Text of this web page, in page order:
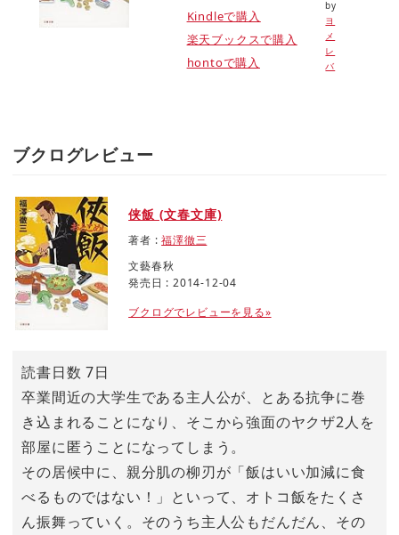
Kindleで購入
楽天ブックスで購入
hontoで購入
by
ヨ
メ
レ
バ
ブクログレビュー
侠飯 (文春文庫)
著者 :福澤徹三
文藝春秋
発売日 : 2014-12-04
ブクログでレビューを見る»
読書日数 7日
卒業間近の大学生である主人公が、とある抗争に巻
き込まれることになり、そこから強面のヤクザ2人を
部屋に匿うことになってしまう。
その居候中に、親分肌の柳刃が「飯はいい加減に食
べるものではない！」といって、オトコ飯をたくさ
ん振舞っていく。そのうち主人公もだんだん、その